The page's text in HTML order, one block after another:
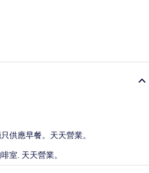
供應早餐。天天營業。
室. 天天營業。